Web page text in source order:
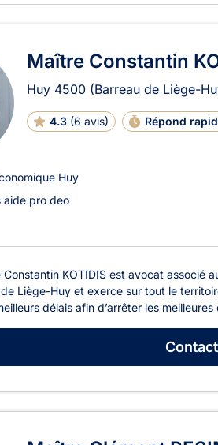
Droit
Maître Constantin
Huy 4500 (Barreau de Liège-
4.3 (6 avis) Répond
Huy
aide pro deo
Constantin KOTIDIS est avocat associé
Liège-Huy et exerce sur tout le
délais afin d’arrêter les meilleures